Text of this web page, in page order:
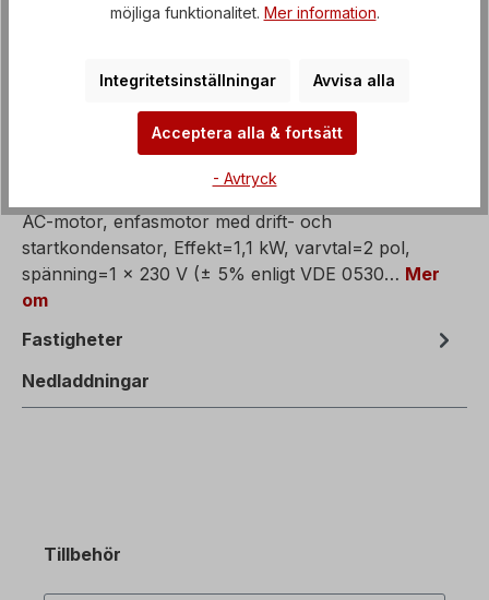
AC-motor, enfasmotor med drift- och
startkondensator, Effekt=1,1 kW, varvtal=2 pol,
spänning=1 x 230 V (± 5% enligt VDE 0530… Mer
om
Fastigheter
Nedladdningar
Tillbehör
möjliga funktionalitet. Mer information.
Integritetsinställningar Avvisa alla
Acceptera alla & fortsätt
- Avtryck